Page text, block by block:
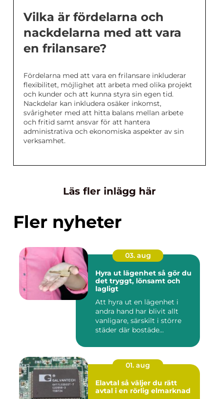
Vilka är fördelarna och
nackdelarna med att vara
en frilansare?
Fördelarna med att vara en frilansare inkluderar
flexibilitet, möjlighet att arbeta med olika projekt
och kunder och att kunna styra sin egen tid.
Nackdelar kan inkludera osäker inkomst,
svårigheter med att hitta balans mellan arbete
och fritid samt ansvar för att hantera
administrativa och ekonomiska aspekter av sin
verksamhet.
Läs fler inlägg här
Fler nyheter
03. aug
Hyra ut lägenhet så gör du
det tryggt, lönsamt och
lagligt
Att hyra ut en lägenhet i
andra hand har blivit allt
vanligare, särskilt i större
städer där bostäde...
01. aug
Elavtal så väljer du rätt
avtal i en rörlig elmarknad